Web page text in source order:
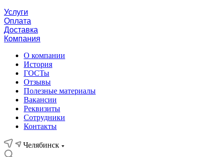
Услуги
Оплата
Доставка
Компания
О компании
История
ГОСТы
Отзывы
Полезные материалы
Вакансии
Реквизиты
Сотрудники
Контакты
Челябинск